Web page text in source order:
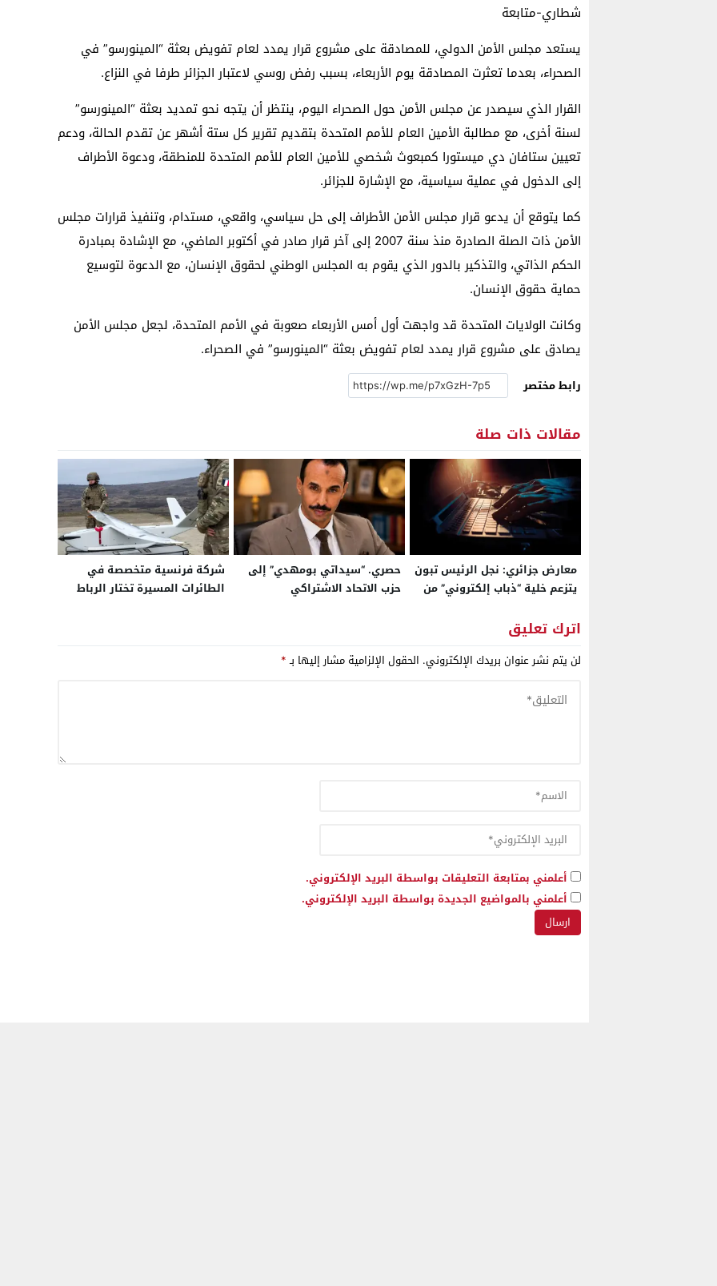
شطاري-متابعة
يستعد مجلس الأمن الدولي، للمصادقة على مشروع قرار يمدد لعام تفويض بعثة “المينورسو” في
الصحراء، بعدما تعثرت المصادقة يوم الأربعاء، بسبب رفض روسي لاعتبار الجزائر طرفا في النزاع.
القرار الذي سيصدر عن مجلس الأمن حول الصحراء اليوم، ينتظر أن يتجه نحو تمديد بعثة “المينورسو”
لسنة أخرى، مع مطالبة الأمين العام للأمم المتحدة بتقديم تقرير كل ستة أشهر عن تقدم الحالة، ودعم
تعيين ستافان دي ميستورا كمبعوث شخصي للأمين العام للأمم المتحدة للمنطقة، ودعوة الأطراف
إلى الدخول في عملية سياسية، مع الإشارة للجزائر.
كما يتوقع أن يدعو قرار مجلس الأمن الأطراف إلى حل سياسي، واقعي، مستدام، وتنفيذ قرارات مجلس
الأمن ذات الصلة الصادرة منذ سنة 2007 إلى آخر قرار صادر في أكتوبر الماضي، مع الإشادة بمبادرة
الحكم الذاتي، والتذكير بالدور الذي يقوم به المجلس الوطني لحقوق الإنسان، مع الدعوة لتوسيع
حماية حقوق الإنسان.
وكانت الولايات المتحدة قد واجهت أول أمس الأربعاء صعوبة في الأمم المتحدة، لجعل مجلس الأمن
يصادق على مشروع قرار يمدد لعام تفويض بعثة “المينورسو” في الصحراء.
رابط مختصر
مقالات ذات صلة
معارض جزائري: نجل الرئيس تبون
يتزعم خلية “ذباب إلكتروني” من
العام وتزييف الوعي الشعبي
للجزائريين
حصري. “سيداتي بومهدي” إلى
حزب الاتحاد الاشتراكي
شركة فرنسية متخصصة في
الطائرات المسيرة تختار الرباط
اترك تعليق
لن يتم نشر عنوان بريدك الإلكتروني. الحقول الإلزامية مشار إليها بـ*
أعلمني بمتابعة التعليقات بواسطة البريد الإلكتروني.
أعلمني بالمواضيع الجديدة بواسطة البريد الإلكتروني.